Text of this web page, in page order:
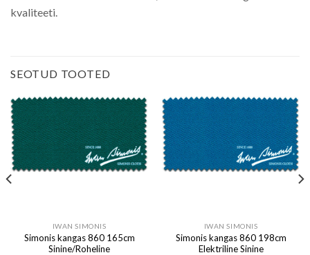
kvaliteeti.
SEOTUD TOOTED
IWAN SIMONIS
Simonis kangas 860 165cm
Sinine/Roheline
IWAN SIMONIS
Simonis kangas 860 198cm
Elektriline Sinine